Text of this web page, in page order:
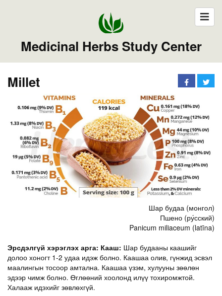
Medicinal Herbs Study Center
Millet
Шар будаа (монгол)
Пшено (ру́сский)
Panicum miliaceum (latīna)
Эрсдэлгүй хэрэглэх арга: Кааш: Шар будааны каашийг
долоо хоногт 1-2 удаа идэж болно. Каашаа олив, гүнжид эсвэл
маалингын тосоор амтална. Каашаа үзэм, хулууны зөөлөн
эдээр чимж болно. Өглөөний хоолонд илүү тохиромжтой.
Халааж идэхийг зөвлөхгүй.